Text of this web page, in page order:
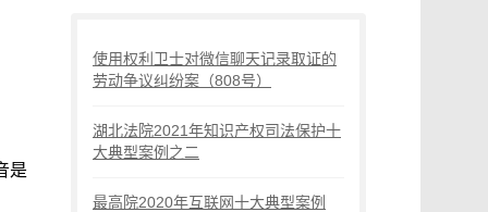
是
使用权利卫士对微信聊天记录取证的
劳动争议纠纷案（808号）
湖北法院2021年知识产权司法保护十
大典型案例之二
最高院2020年互联网十大典型案例